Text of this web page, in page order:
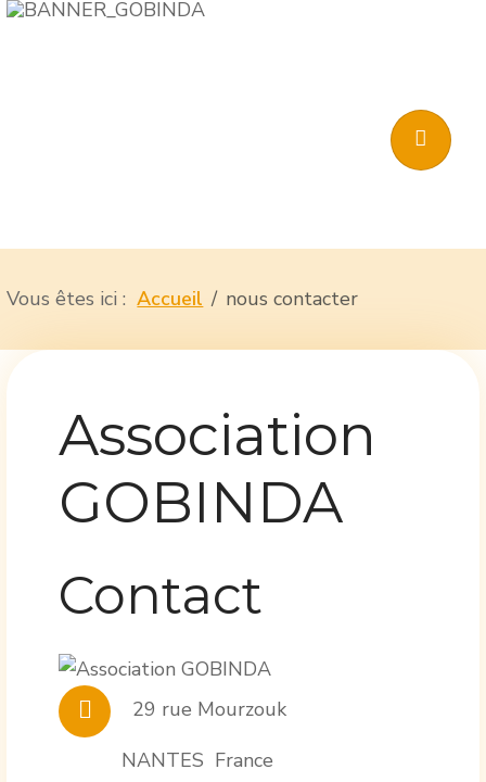
Vous êtes ici :Accueil nous contacter
Association
GOBINDA
Contact
Adresse:
29 rue Mourzouk
NANTES France